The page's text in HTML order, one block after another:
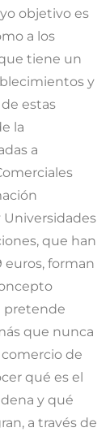
objetivo es
a los
tiene un
y
estas
la
a
que han
euros, forman
pretende
que nunca
comercio de
qué es el
y qué
a través de